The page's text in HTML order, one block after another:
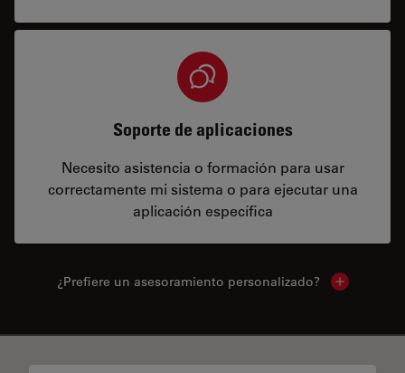
Soporte de aplicaciones
Necesito asistencia o formación para usar
correctamente mi sistema o para ejecutar una
aplicación específica
¿Prefiere un asesoramiento personalizado? Show local